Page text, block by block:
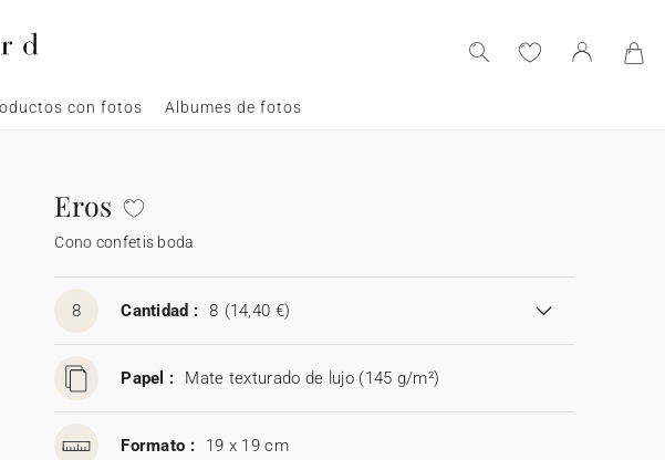
con fotos Albumes de fotos
Eros
Cono confetis boda
8 Cantidad : 8 (14,40 €)
Papel : Mate texturado de lujo (145 g/m²)
Formato : 19 x 19 cm